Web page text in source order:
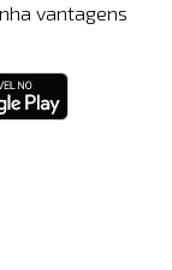
vantagens